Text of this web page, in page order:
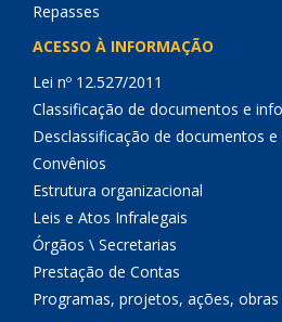
Repasses
ACESSO À INFORMAÇÃO
Lei nº 12.527/2011
Classificação de documentos e
Desclassificação de documentos
Convênios
Estrutura organizacional
Leis e Atos Infralegais
Órgãos \ Secretarias
Prestação de Contas
Programas, projetos, ações, obras